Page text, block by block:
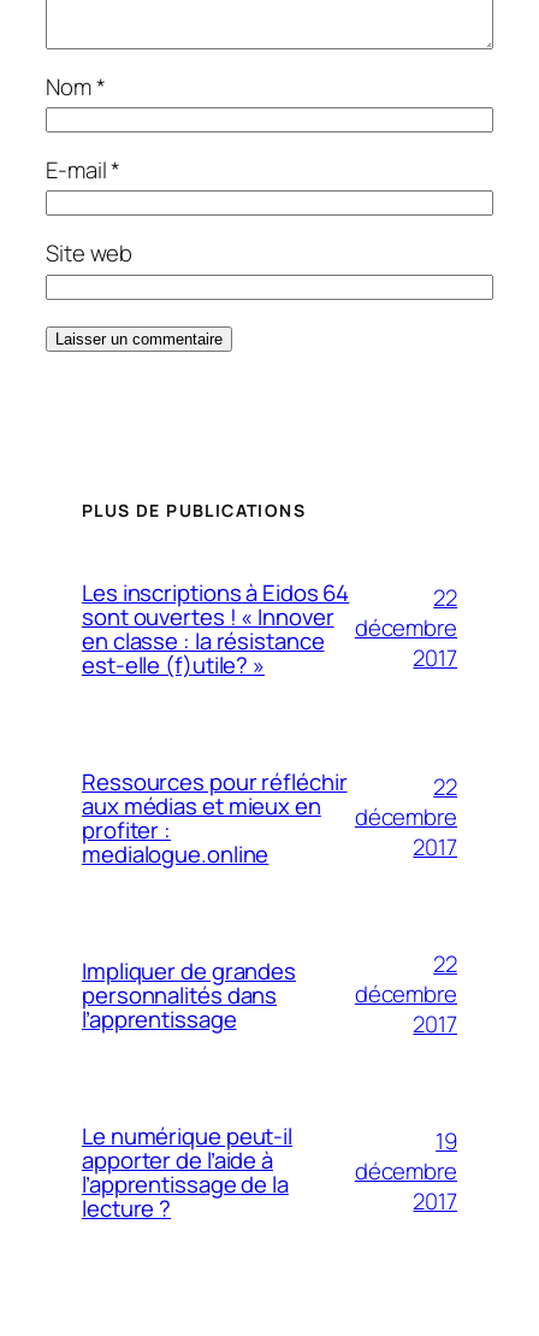
Nom*
E-mail*
Site web
PLUS DE PUBLICATIONS
Les inscriptions à Eidos 64
sont ouvertes ! « Innover
en classe : la résistance
est-elle (f)utile? »
22
décembre
2017
Ressources pour réfléchir
aux médias et mieux en
profiter :
medialogue.online
22
décembre
2017
Impliquer de grandes
personnalités dans
l’apprentissage
22
décembre
2017
Le numérique peut-il
apporter de l’aide à
l’apprentissage de la
lecture ?
19
décembre
2017